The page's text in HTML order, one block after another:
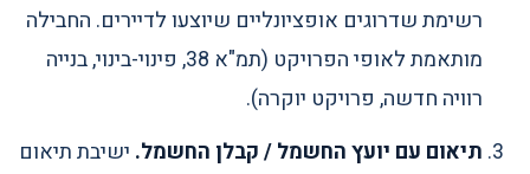
רשימת שדרוגים אופציונליים שיוצעו לדיירים. החבילה
מותאמת לאופי הפרויקט (תמ"א 38, פינוי-בינוי, בנייה
רוויה חדשה, פרויקט יוקרה).
תיאום עם יועץ החשמל / קבלן החשמל. ישיבת תיאום